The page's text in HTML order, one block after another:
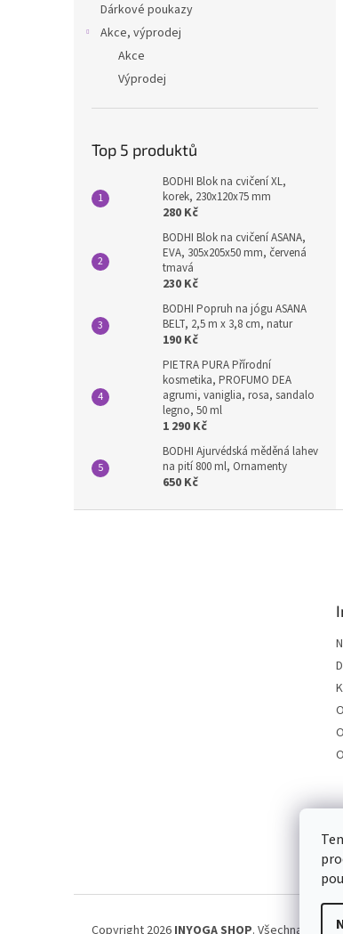
Dárkové poukazy
Akce, výprodej
Akce
Výprodej
Top 5 produktů
BODHI Blok na cvičení XL,
korek, 230x120x75 mm
280 Kč
BODHI Blok na cvičení ASANA,
EVA, 305x205x50 mm, červená
tmavá
230 Kč
BODHI Popruh na jógu ASANA
BELT, 2,5 m x 3,8 cm, natur
190 Kč
PIETRA PURA Přírodní
kosmetika, PROFUMO DEA
agrumi, vaniglia, rosa, sandalo
legno, 50 ml
1 290 Kč
BODHI Ajurvédská měděná lahev
na pití 800 ml, Ornamenty
650 Kč
Copyright 2026 INYOGA SHOP. Všechna práva